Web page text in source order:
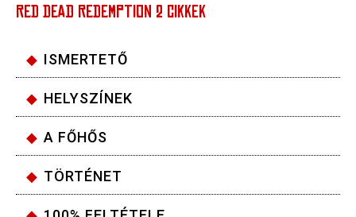
RED DEAD REDEMPTION 2 CIKKEK
ISMERTETŐ
HELYSZÍNEK
A FŐHŐS
TÖRTÉNET